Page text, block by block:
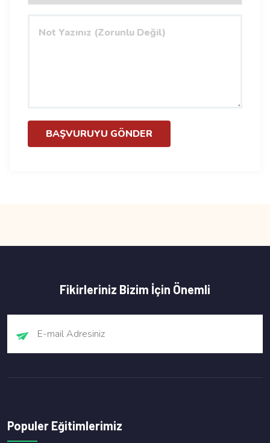
BAŞVURUYU GÖNDER
Fikirleriniz Bizim İçin Önemli
Populer Eğitimlerimiz